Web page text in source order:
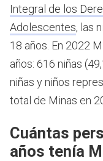
Integral de los
Adolescentes, las
18 años. En 2022
años: 616 niñas
niñas y niños
total de Minas en
Cuántas
años tenía